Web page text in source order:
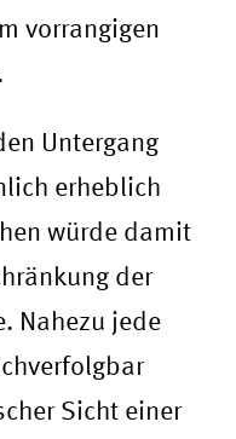
vorrangigen
Untergang
erheblich
würde damit
der
Nahezu jede
Sicht einer